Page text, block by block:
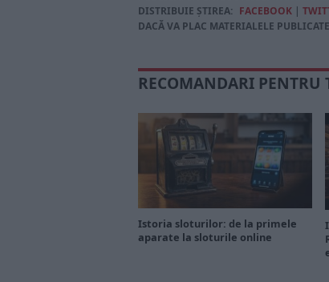
DISTRIBUIE ȘTIREA: FACEBOOK |
DACĂ VA PLAC MATERIALELE
RECOMANDARI PENTRU
Istoria sloturilor: de la primele
aparate la sloturile online